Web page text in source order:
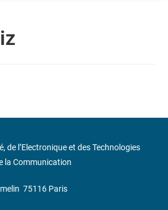
de l’Electronique et des Technologies
la Communication
75116 Paris